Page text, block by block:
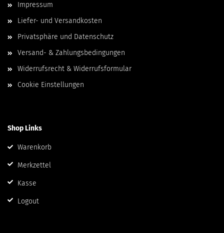
Impressum
Liefer- und Versandkosten
Privatsphäre und Datenschutz
Versand- & Zahlungsbedingungen
Widerrufsrecht & Widerrufsformular
Cookie Einstellungen
Shop Links
Warenkorb
Merkzettel
Kasse
Logout